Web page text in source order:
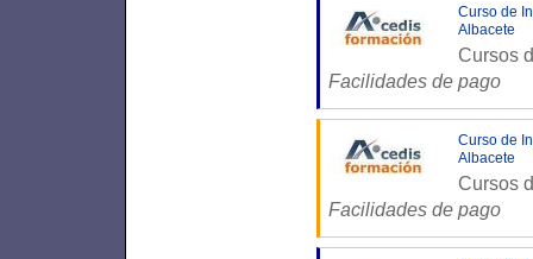
Curso de
Albacete
Cursos
Facilidades de pago
Curso de
Albacete
Cursos
Facilidades de pago